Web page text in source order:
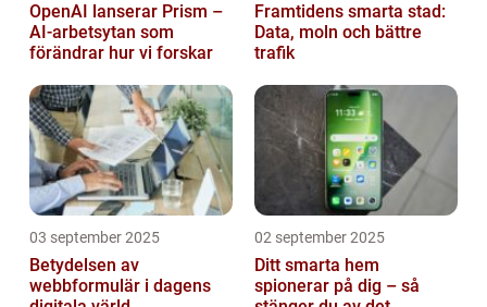
OpenAI lanserar Prism –
AI-arbetsytan som
förändrar hur vi forskar
Framtidens smarta stad:
Data, moln och bättre
trafik
03 september 2025
Betydelsen av
webbformulär i dagens
02 september 2025
Ditt smarta hem
spionerar på dig – så